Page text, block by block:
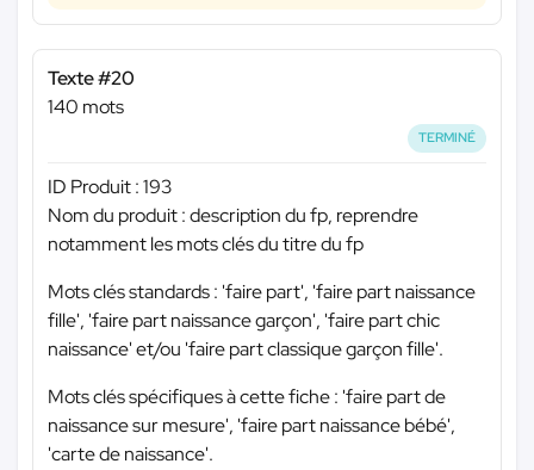
Texte #20
140 mots
TERMINÉ
ID Produit : 193
Nom du produit : description du fp, reprendre
notamment les mots clés du titre du fp
Mots clés standards : 'faire part', 'faire part naissance
fille', 'faire part naissance garçon', 'faire part chic
naissance' et/ou 'faire part classique garçon fille'.
Mots clés spécifiques à cette fiche : 'faire part de
naissance sur mesure', 'faire part naissance bébé',
'carte de naissance'.